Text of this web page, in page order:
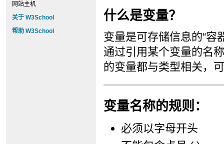
网站主机
关于 W3School
帮助 W3School
什么是变量？
变量是可存储信息的“容
通过引用某个变量的名
的变量都与类型相关，
变量名称的规则：
必须以字母开头